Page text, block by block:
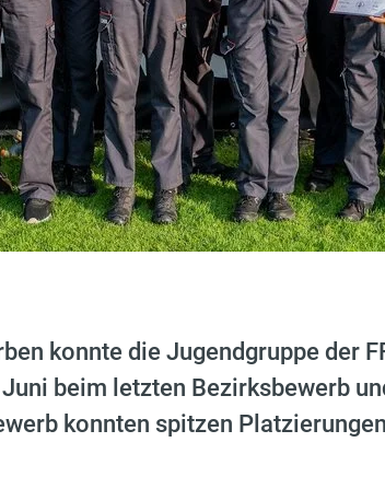
konnte die Jugendgruppe der
beim letzten Bezirksbewerb
konnten spitzen